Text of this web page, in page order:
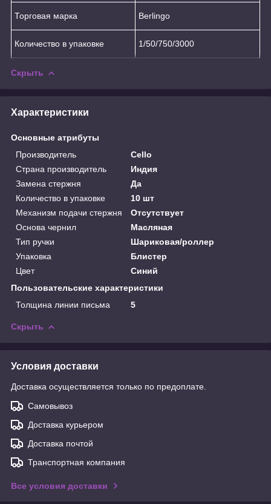
Торговая марка Berlingo
Количество в упаковке 1/50/750/3000
Скрыть
Характеристики
Основные атрибуты
Производитель
Cello
Страна производитель
Индия
Замена стержня
Да
Количество в упаковке
10 шт
Механизм подачи стержня
Отсутствует
Основа чернил
Масляная
Тип ручки
Шариковая/роллер
Упаковка
Блистер
Цвет
Синий
Пользовательские характеристики
Толщина линии письма
5
Скрыть
Условия доставки
Доставка осуществляется только по предоплате.
Самовывоз
Доставка курьером
Доставка почтой
Транспортная компания
Все условия доставки